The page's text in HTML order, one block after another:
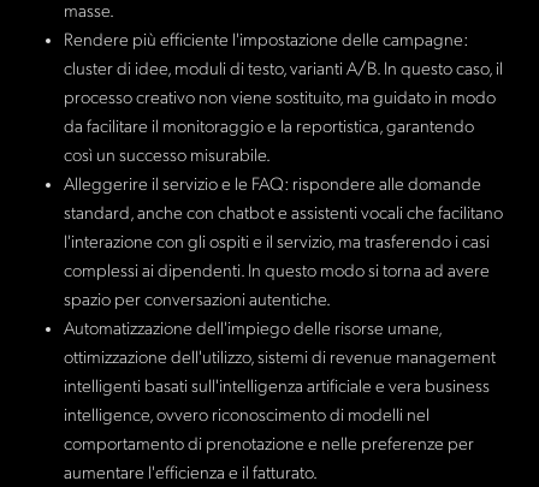
masse.
Rendere più efficiente l'impostazione delle campagne:
cluster di idee, moduli di testo, varianti A/B. In questo caso, il
processo creativo non viene sostituito, ma guidato in modo
da facilitare il monitoraggio e la reportistica, garantendo
così un successo misurabile.
Alleggerire il servizio e le FAQ: rispondere alle domande
standard, anche con chatbot e assistenti vocali che facilitano
l'interazione con gli ospiti e il servizio, ma trasferendo i casi
complessi ai dipendenti. In questo modo si torna ad avere
spazio per conversazioni autentiche.
Automatizzazione dell'impiego delle risorse umane,
ottimizzazione dell'utilizzo, sistemi di revenue management
intelligenti basati sull'intelligenza artificiale e vera business
intelligence, ovvero riconoscimento di modelli nel
comportamento di prenotazione e nelle preferenze per
aumentare l'efficienza e il fatturato.